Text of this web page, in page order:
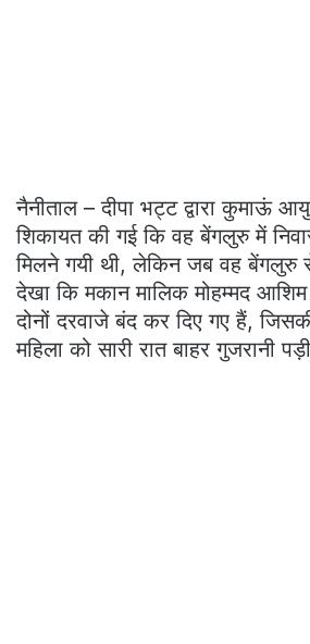
नैनीताल – दीपा भट्ट द्वारा कुमाऊं
शिकायत की गई कि वह बेंगलुरु में
मिलने गयी थी, लेकिन जब वह
देखा कि मकान मालिक मोहम्मद आशिम
दोनों दरवाजे बंद कर दिए गए हैं,
महिला को सारी रात बाहर गुजरानी